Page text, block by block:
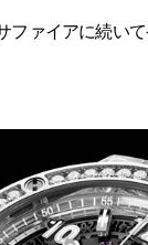
ァイアに続い